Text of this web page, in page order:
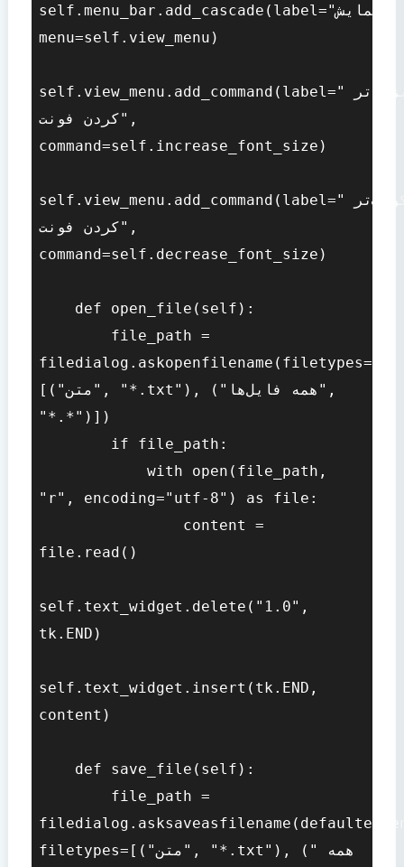
self.menu_bar.add_cascade(label="نمایش",
menu=self.view_menu)
self.view_menu.add_command(label="بزرگ‌تر
کردن فونت",
command=self.increase_font_size)
self.view_menu.add_command(label="کوچک‌تر
کردن فونت",
command=self.decrease_font_size)
filedialog.askopenfilename(filetypes=
[("متن", "*.txt"), ("همه فایل‌ها",
"*.*")])
"r", encoding="utf-8") as file:
file.read()
self.text_widget.delete("1.0",
tk.END)
self.text_widget.insert(tk.END,
content)
filetypes=[("متن", "*.txt"), ("همه